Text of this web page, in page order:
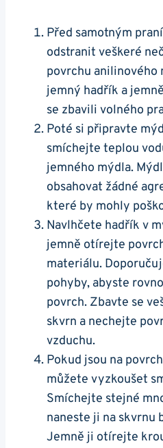
Před samotným
odstranit veškeré
povrchu anilinového
jemný hadřík a
se zbavili volného
Poté si připravte
smíchejte teplou
jemného mýdla.
obsahovat žádné
které by mohly
Navlhčete hadřík v
jemně otírejte
materiálu.
pohyby, abyste
povrch. Zbavte se
skvrn a nechejte
vzduchu.
Pokud jsou na
můžete vyzkoušet
Smíchejte stejné
naneste ji na skvrnu
Jemně ji otírejte